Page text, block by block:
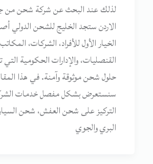
لذلك عند البحث عن شركة شحن من
الاردن ستجد الخليج للشحن الدولي
الخيار الأول للأفراد، الشركات،
القنصليات، والإدارات الحكومية
حلول شحن موثوقة وآمنة. في هذا
سنستعرض بشكل مفصل خدمات
التركيز على شحن العفش، شحن
البري والجوي